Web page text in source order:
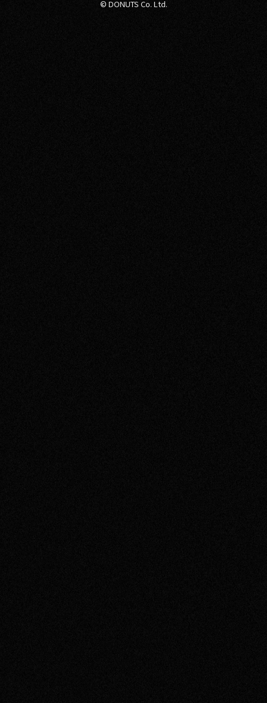
© DONUTS Co. Ltd.